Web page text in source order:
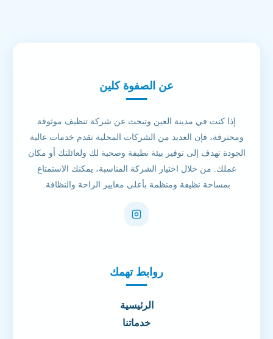
عن الصفوة كلين
إذا كنت في مدينة العين وتبحث عن شركة تنظيف موثوقة
ومحترفة، فإن العديد من الشركات المحلية تقدم خدمات عالية
الجودة تهدف إلى توفير بيئة نظيفة وصحية لك ولعائلتك أو مكان
عملك. من خلال اختيار الشركة المناسبة، يمكنك الاستمتاع
بمساحة نظيفة ومنظمة بأعلى معايير الراحة والنظافة.
روابط تهمك
الرئيسية
خدماتنا